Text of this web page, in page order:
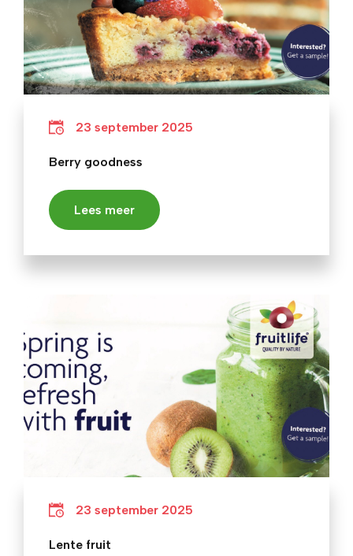
23 september 2025
Berry goodness
Lees meer
23 september 2025
Lente fruit